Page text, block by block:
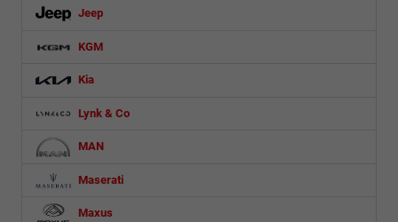
Jeep
KGM
Kia
Lynk & Co
MAN
Maserati
Maxus